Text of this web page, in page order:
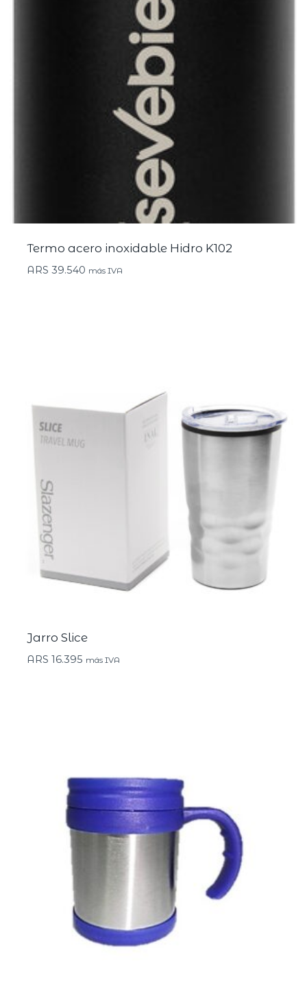
Termo acero inoxidable Hidro K102
ARS 39.540 más IVA
Jarro Slice
ARS 16.395 más IVA